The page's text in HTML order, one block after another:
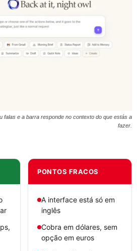
falas e a barra responde no contexto do que estás a
fazer.
PONTOS FRACOS
A interface está só em
inglês
Cobra em dólares, sem
opção em euros